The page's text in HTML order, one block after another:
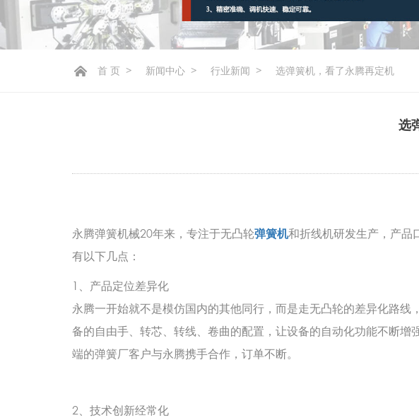
首 页 > 新闻中心 > 行业新闻 > 选弹簧机，看了永腾再定机
选
永腾弹簧机械20年来，专注于无凸轮弹簧机和折线机研发生产，产品
有以下几点：
1、产品定位差异化
永腾一开始就不是模仿国内的其他同行，而是走无凸轮的差异化路
备的自由手、转芯、转线、卷曲的配置，让设备的自动化功能不断
端的弹簧厂客户与永腾携手合作，订单不断。
2、技术创新经常化